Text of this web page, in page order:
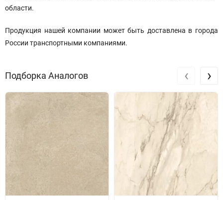
области.
Продукция нашей компании может быть доставлена в города
России транспортными компаниями.
Подборка Аналогов ‹ ›